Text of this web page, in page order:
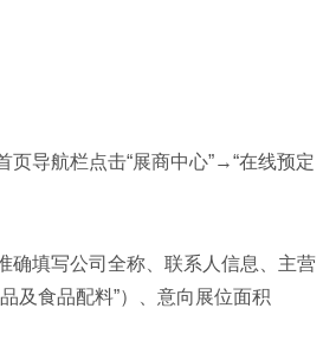
页导航栏点击“展商中心”→“在线预定
确填写公司全称、联系人信息、主营
及食品配料”）、意向展位面积